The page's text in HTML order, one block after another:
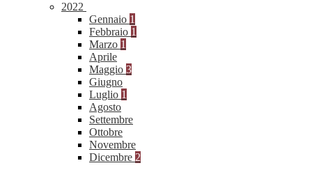
2022
Gennaio 1
Febbraio 1
Marzo 1
Aprile
Maggio 3
Giugno
Luglio 1
Agosto
Settembre
Ottobre
Novembre
Dicembre 2